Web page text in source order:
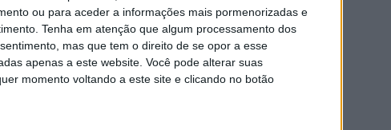
ou para aceder a informações mais pormenorizadas e
Tenha em atenção que algum processamento dos
mas que tem o direito de se opor a esse
apenas a este website. Você pode alterar suas
momento voltando a este site e clicando no botão
6 de Agosto, 2026